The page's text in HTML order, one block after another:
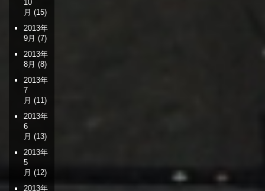
10
月 (15)
2013年
9月 (7)
2013年
8月 (8)
2013年
7
月 (11)
2013年
6
月 (13)
2013年
5
月 (12)
2013年